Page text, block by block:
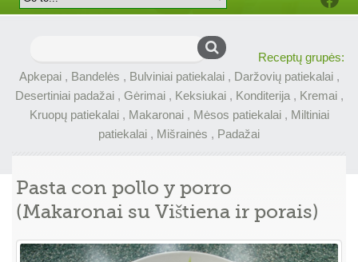
Receptų grupės:
Apkepai, Bandelės , Bulviniai patiekalai, Daržovių patiekalai,
Desertiniai padažai, Gėrimai, Keksiukai, Konditerija, Kremai,
Kruopų patiekalai, Makaronai, Mėsos patiekalai, Miltiniai
patiekalai , Mišrainės , Padažai
Pasta con pollo y porro
(Makaronai su Vištiena ir porais)